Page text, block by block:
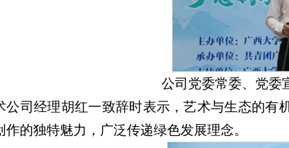
公司党委常委、党委
公司经理胡红一致辞时表示，艺术与生态的有
作的独特魅力，广泛传递绿色发展理念。